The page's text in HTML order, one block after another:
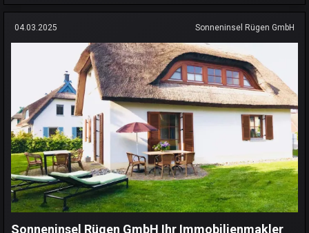
04.03.2025 Sonneninsel Rügen GmbH
Sonneninsel Rügen GmbH Ihr Immobilienmakler